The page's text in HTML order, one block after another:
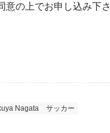
意の上でお申し込み下さ
Nagata サッカー